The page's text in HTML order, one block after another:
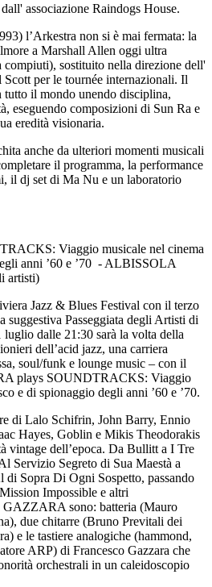
associazione Raindogs House.
l’Arkestra non si è mai fermata: la
a Marshall Allen oggi ultra
compiuti), sostituito nella direzione dell'
per le tournée internazionali. Il
tutto il mondo unendo disciplina,
eseguendo composizioni di Sun Ra e
eredità visionaria.
anche da ulteriori momenti musicali
il programma, la performance
il dj set di Ma Nu e un laboratorio
Viaggio musicale nel cinema
anni ’60 e ’70 - ALBISSOLA
artisti)
Jazz & Blues Festival con il terzo
suggestiva Passeggiata degli Artisti di
dalle 21:30 sarà la volta della
dell’acid jazz, una carriera
soul/funk e lounge music – con il
plays SOUNDTRACKS: Viaggio
e di spionaggio degli anni ’60 e ’70.
di Lalo Schifrin, John Barry, Ennio
Hayes, Goblin e Mikis Theodorakis
vintage dell’epoca. Da Bullitt a I Tre
Servizio Segreto di Sua Maestà a
Sopra Di Ogni Sospetto, passando
Impossible e altri
sono: batteria (Mauro
due chitarre (Bruno Previtali dei
e le tastiere analogiche (hammond,
ARP) di Francesco Gazzara che
orchestrali in un caleidoscopio